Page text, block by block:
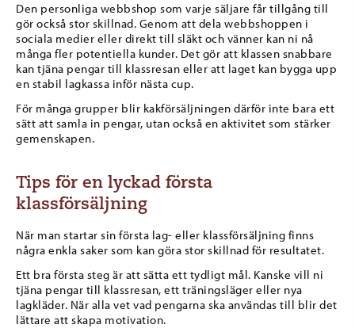
Den personliga webbshop som varje säljare får tillgång till
gör också stor skillnad. Genom att dela webbshoppen i
sociala medier eller direkt till släkt och vänner kan ni nå
många fler potentiella kunder. Det gör att klassen snabbare
kan tjäna pengar till klassresan eller att laget kan bygga upp
en stabil lagkassa inför nästa cup.
För många grupper blir kakförsäljningen därför inte bara ett
sätt att samla in pengar, utan också en aktivitet som stärker
gemenskapen.
Tips för en lyckad första
klassförsäljning
När man startar sin första lag- eller klassförsäljning finns
några enkla saker som kan göra stor skillnad för resultatet.
Ett bra första steg är att sätta ett tydligt mål. Kanske vill ni
tjäna pengar till klassresan, ett träningsläger eller nya
lagkläder. När alla vet vad pengarna ska användas till blir det
lättare att skapa motivation.